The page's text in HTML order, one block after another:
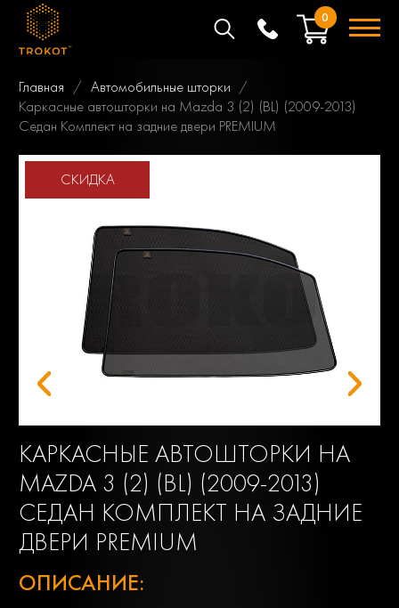
0
Главная
Автомобильные шторки
Каркасные автошторки на Mazda 3 (2) (BL) (2009-2013)
Седан Комплект на задние двери PREMIUM
КАРКАСНЫЕ АВТОШТОРКИ НА
MAZDA 3 (2) (BL) (2009-2013)
СЕДАН КОМПЛЕКТ НА ЗАДНИЕ
ДВЕРИ PREMIUM
СКИДКА
ОПИСАНИЕ: